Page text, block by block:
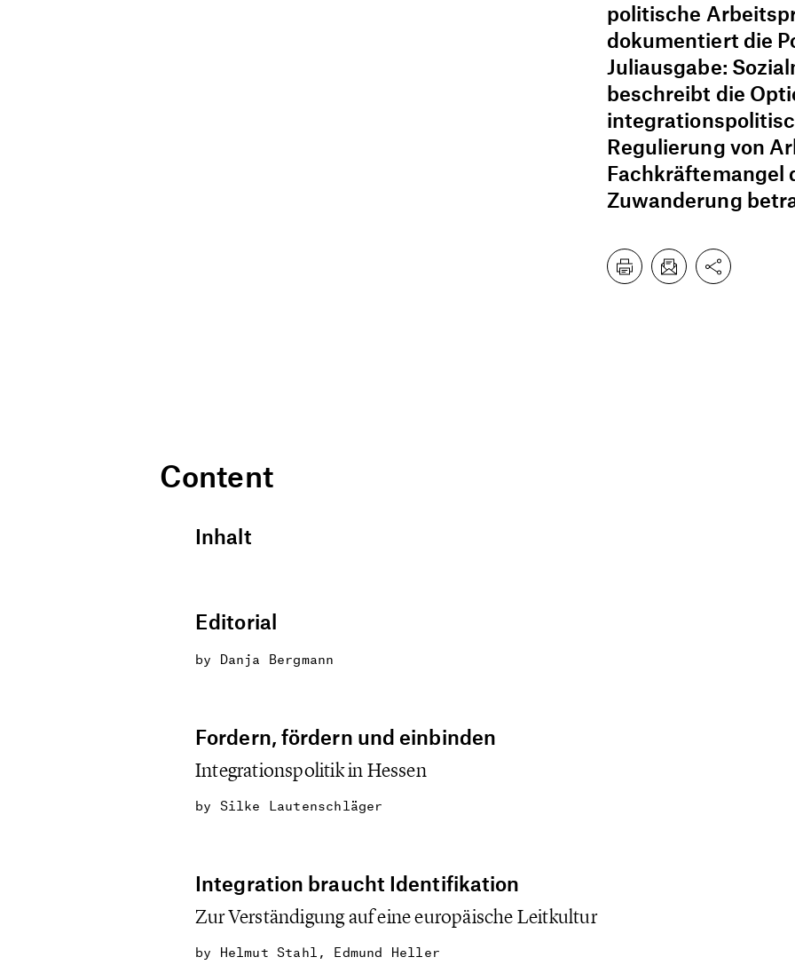
politische
dokumentiert die
Juliausgabe:
beschreibt die
Regulierung von
Fachkräftemangel
Zuwanderung
schildern das
insbesondere im
Content
Inhalt
Editorial
by Danja Bergmann
Fordern, fördern und einbinden
Integrationspolitik in Hessen
by Silke Lautenschläger
Integration braucht Identifikation
Zur Verständigung auf eine europäische Leitkultur
by Helmut Stahl, Edmund Heller